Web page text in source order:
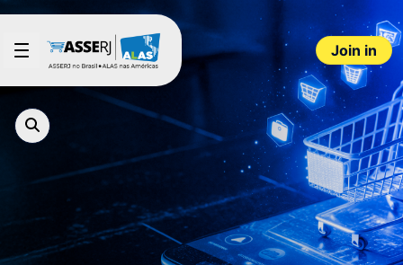
Skip to Main Content
Join in